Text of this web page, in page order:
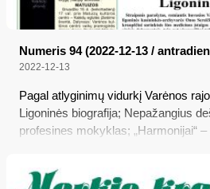
Numeris 94 (2022-12-13 /
2022-12-13
Pagal atlyginimų vidurkį Varėnos
Ligoninės biografija; Nepažangius
profesines mokyklas; „Harmonijai“ –